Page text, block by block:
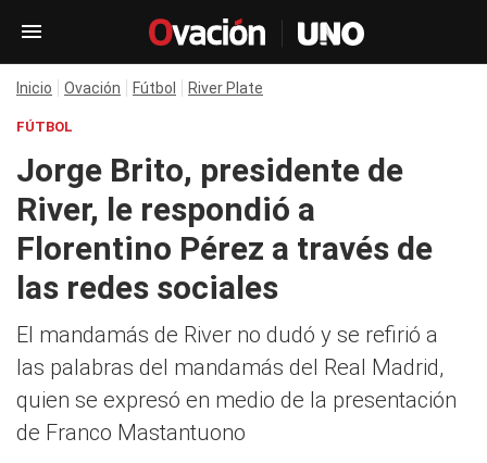
Inicio Ovación Fútbol River Plate
FÚTBOL
Jorge Brito, presidente de
River, le respondió a
Florentino Pérez a través de
las redes sociales
El mandamás de River no dudó y se refirió a
las palabras del mandamás del Real Madrid,
quien se expresó en medio de la presentación
de Franco Mastantuono